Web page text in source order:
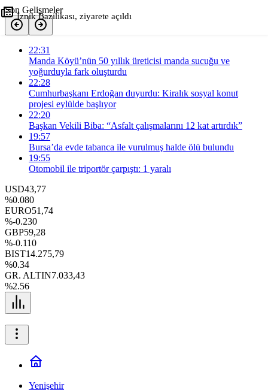
Son Gelişmeler
22:31
Manda Köyü’nün 50 yıllık üreticisi manda sucuğu ve
yoğurduyla fark oluşturdu
22:28
Cumhurbaşkanı Erdoğan duyurdu: Kiralık sosyal konut
projesi eylülde başlıyor
22:20
Başkan Vekili Biba: “Asfalt çalışmalarını 12 kat artırdık”
19:57
Bursa’da evde tabanca ile vurulmuş halde ölü bulundu
19:55
Otomobil ile triportör çarpıştı: 1 yaralı
USD43,77
%0.080
EURO51,74
%-0.230
GBP59,28
%-0.110
BIST14.275,79
%0.34
GR. ALTIN7.033,43
%2.56
Yenişehir
İznik Bazilikası, ziyarete açıldı
+ -